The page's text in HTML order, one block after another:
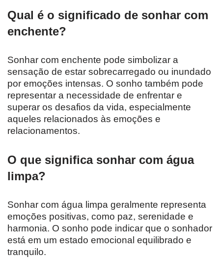
Qual é o significado de sonhar com
enchente?
Sonhar com enchente pode simbolizar a
sensação de estar sobrecarregado ou inundado
por emoções intensas. O sonho também pode
representar a necessidade de enfrentar e
superar os desafios da vida, especialmente
aqueles relacionados às emoções e
relacionamentos.
O que significa sonhar com água
limpa?
Sonhar com água limpa geralmente representa
emoções positivas, como paz, serenidade e
harmonia. O sonho pode indicar que o sonhador
está em um estado emocional equilibrado e
tranquilo.